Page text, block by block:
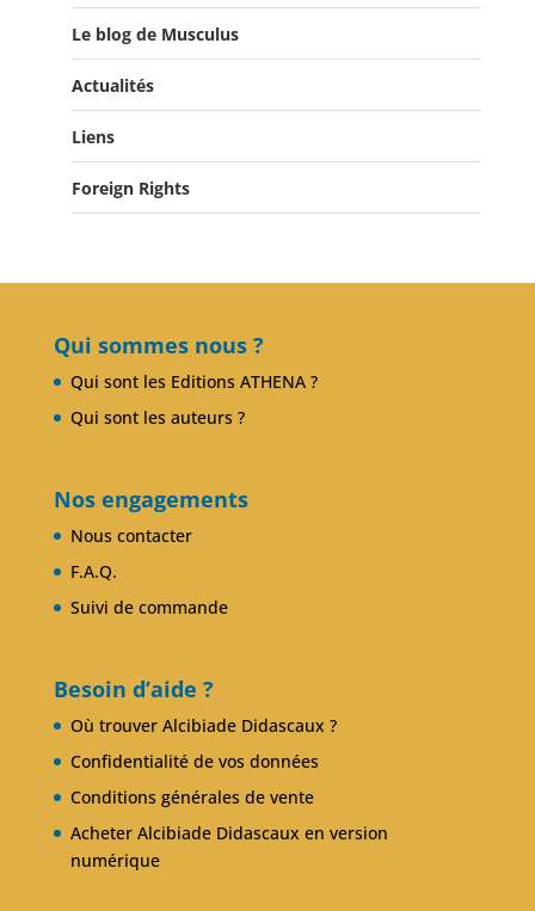
Flipbook Exposé Alcibiade Didascaux
Le blog de Musculus
Actualités
Actualités
Salons du Livre
Club Alcibiade Didascaux
Forum enseignants
Liens
Foreign Rights
Qui sommes nous ?
Qui sont les Editions ATHENA ?
Qui sont les auteurs ?
Nos engagements
Nous contacter
F.A.Q.
Suivi de commande
Besoin d’aide ?
Où trouver Alcibiade Didascaux ?
Confidentialité de vos données
Conditions générales de vente
Acheter Alcibiade Didascaux en version
numérique